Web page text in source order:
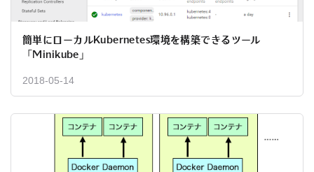
簡単にローカルKubernetes環境を構築できるツール
「Minikube」
2018-05-14